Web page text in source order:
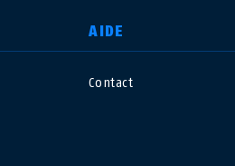
AIDE
Contact